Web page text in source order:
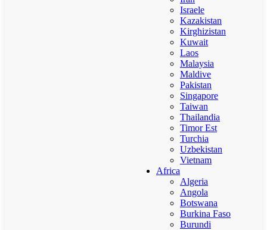
Israele
Kazakistan
Kirghizistan
Kuwait
Laos
Malaysia
Maldive
Pakistan
Singapore
Taiwan
Thailandia
Timor Est
Turchia
Uzbekistan
Vietnam
Africa
Algeria
Angola
Botswana
Burkina Faso
Burundi